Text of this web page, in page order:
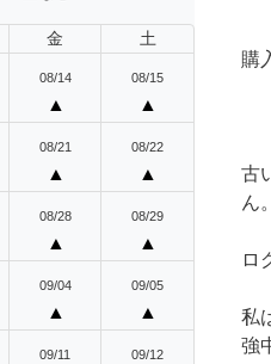
金 土
08/14
▲
08/15
▲
08/21
▲
08/22
▲
08/28
▲
08/29
▲
09/04
▲
09/05
▲
09/11 09/12
購
古
ん。
ロ
私
強